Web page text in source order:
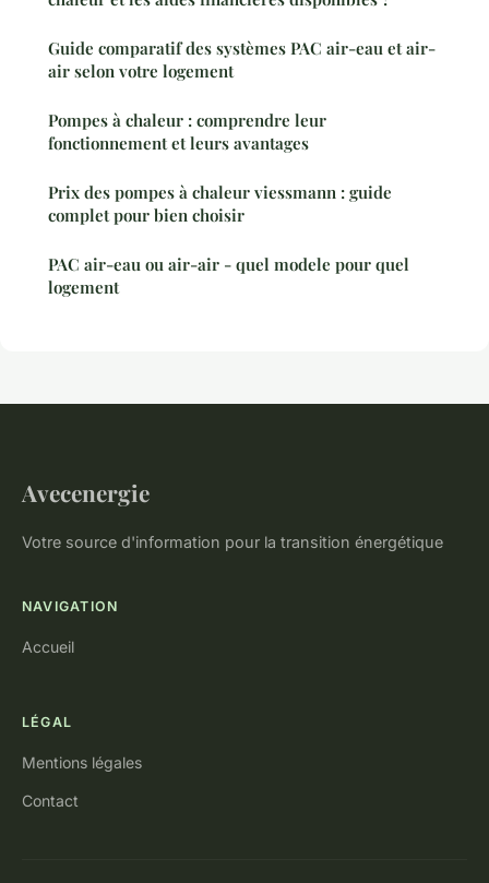
Guide comparatif des systèmes PAC air-eau et air-
air selon votre logement
Pompes à chaleur : comprendre leur
fonctionnement et leurs avantages
Prix des pompes à chaleur viessmann : guide
complet pour bien choisir
PAC air-eau ou air-air - quel modele pour quel
logement
Avecenergie
Votre source d'information pour la transition énergétique
NAVIGATION
Accueil
LÉGAL
Mentions légales
Contact